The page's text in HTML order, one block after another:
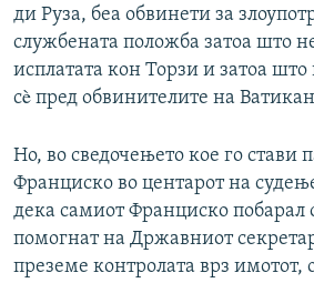
ди Руза, беа обвинети за
службената положба затоа што
исплатата кон Торзи и затоа што
сè пред обвинителите на
Но, во сведочењето кое го стави
Франциско во центарот на
дека самиот Франциско побарал
помогнат на Државниот
преземе контролата врз имотот,